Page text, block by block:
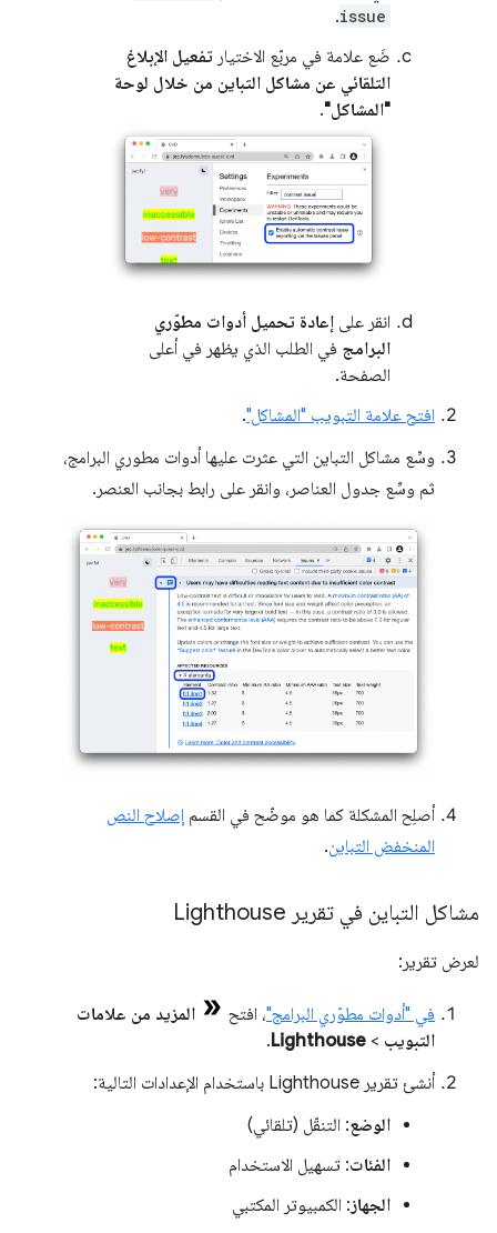
issue
.
ضَع علامة في مربّع الاختيار تفعيل الإبلاغ
التلقائي عن مشاكل التباين من خلال لوحة
"المشاكل".
انقر على إعادة تحميل أدوات مطوّري
البرامج في الطلب الذي يظهر في أعلى
الصفحة.
افتح علامة التبويب "المشاكل".
وسِّع مشاكل التباين التي عثرت عليها أدوات مطوري البرامج،
ثم وسِّع جدول العناصر، وانقر على رابط بجانب العنصر.
أصلِح المشكلة كما هو موضّح في القسم إصلاح النص
المنخفض التباين.
مشاكل التباين في تقرير Lighthouse
لعرض تقرير:
في "أدوات مطوّري البرامج"، افتح
المزيد من علامات
التبويب >
Lighthouse
.
أنشئ تقرير Lighthouse باستخدام الإعدادات التالية:
الوضع: التنقّل (تلقائي)
الفئات: تسهيل الاستخدام
الجهاز: الكمبيوتر المكتبي